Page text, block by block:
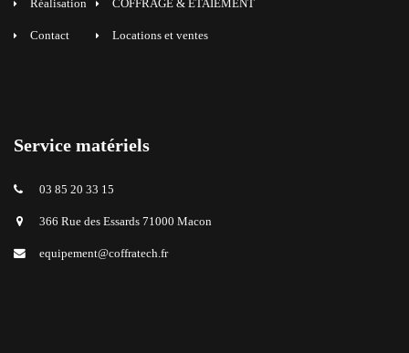
Réalisation
Contact
COFFRAGE & ETAIEMENT
Locations et ventes
Service matériels
03 85 20 33 15
366 Rue des Essards 71000 Macon
equipement@coffratech.fr